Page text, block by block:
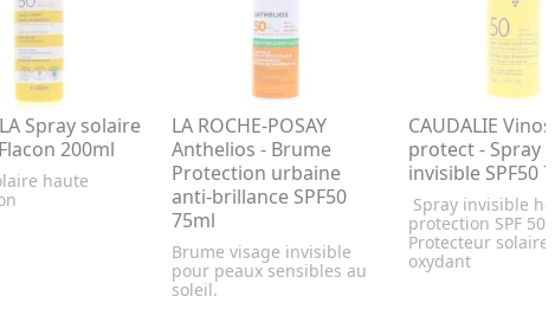
Spray solaire
200ml
haute
LA ROCHE-POSAY
Anthelios - Brume
Protection urbaine
anti-brillance SPF50
75ml
Brume visage invisible
pour peaux sensibles au
soleil.
CAUDALIE
protect - Spray
invisible SPF50
Spray invisible
protection SPF 50.
Protecteur solaire
oxydant